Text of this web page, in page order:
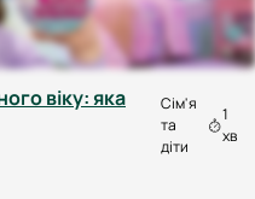
віку: яка
Сім'я
та
діти
1
хв